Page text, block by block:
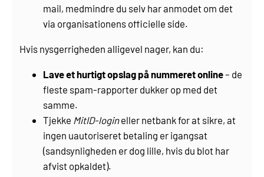
mail, medmindre du selv har anmodet om det
via organisationens officielle side.
Hvis nysgerrigheden alligevel nager, kan du:
Lave et hurtigt opslag på nummeret online– de
fleste spam-rapporter dukker op med det
samme.
Tjekke MitID-logineller netbank for at sikre, at
ingen uautoriseret betaling er igangsat
(sandsynligheden er dog lille, hvis du blot har
afvist opkaldet).